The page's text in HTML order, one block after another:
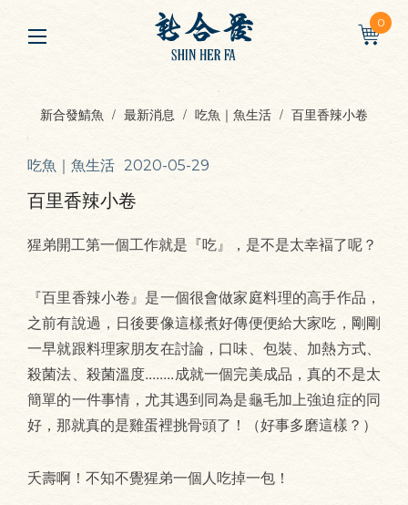
0
新合發鯖魚 最新消息 吃魚｜魚生活 百里香辣小卷
吃魚｜魚生活 2020-05-29
百里香辣小卷
猩弟開工第一個工作就是『吃』，是不是太幸褔了呢？
『百里香辣小卷』是一個很會做家庭料理的高手作品，
之前有說過，日後要像這樣煮好傳便便給大家吃，剛剛
一早就跟料理家朋友在討論，口味、包裝、加熱方式、
殺菌法、殺菌溫度........成就一個完美成品，真的不是太
簡單的一件事情，尤其遇到同為是龜毛加上強迫症的同
好，那就真的是雞蛋裡挑骨頭了！（好事多磨這樣？）
夭壽啊！不知不覺猩弟一個人吃掉一包！